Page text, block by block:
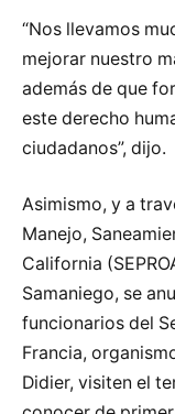
“Nos llevamos
mejorar nuestro
además de que
este derecho
ciudadanos”, dijo.
Asimismo, y a
Manejo,
California
Samaniego, se
funcionarios del
Francia,
Didier, visiten el